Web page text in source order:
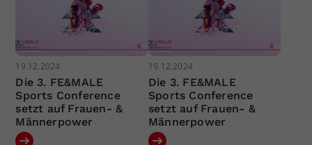
19.12.2024
Die 3. FE&MALE
Sports Conference
setzt auf Frauen- &
Männerpower
19.12.2024
Die 3. FE&MALE
Sports Conference
setzt auf Frauen- &
Männerpower